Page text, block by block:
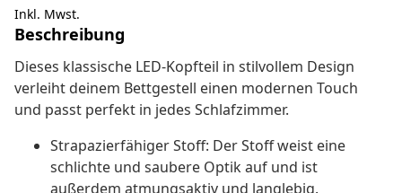
Inkl. Mwst.
Beschreibung
Dieses klassische LED-Kopfteil in stilvollem Design
verleiht deinem Bettgestell einen modernen Touch
und passt perfekt in jedes Schlafzimmer.
Strapazierfähiger Stoff: Der Stoff weist eine
schlichte und saubere Optik auf und ist
außerdem atmungsaktiv und langlebig.